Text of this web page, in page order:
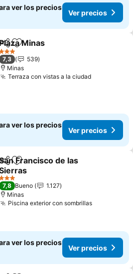
ver los precios
Ver precios
CompartirAñadir a favoritos
Plaza Minas
3 Estrellas
7,3
539
Minas
Terraza con vistas a la ciudad
ver los precios
Ver precios
Añadir a favoritos
Francisco de las
3 Estrellas
7,8 Bueno
1.127
Minas
Piscina exterior con sombrillas
ver los precios
Ver precios